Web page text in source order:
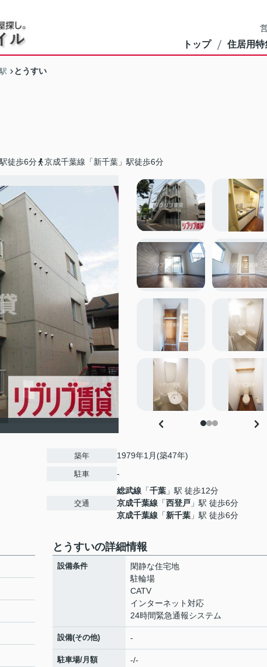
トップ 住居用特
とうすい
徒歩6分 京成千葉線「新千葉」駅徒歩6分
築年 1979年1月(築47年)
駐車 -
交通
総武線 「千葉 」駅 徒歩12分
京成千葉線 「西登戸 」駅 徒歩6分
京成千葉線 「新千葉 」駅 徒歩6分
とうすいの詳細情報
設備条件
閑静な住宅地
駐輪場
CATV
インターネット対応
24時間緊急通報システム
設備(その他) -
駐車場/月額 -/-